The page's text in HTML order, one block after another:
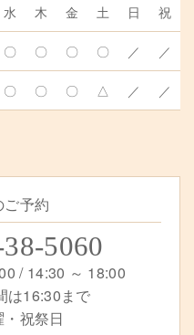
水 木 金 土 日 祝
〇 〇 〇 〇 ／ ／
〇 〇 〇 △ ／
／
ご予約
5060
/ 14:30 ～ 18:00
は16:30まで
祝祭日